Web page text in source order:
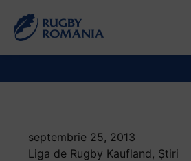
septembrie 25, 2013
Liga de Rugby Kaufland, Știri